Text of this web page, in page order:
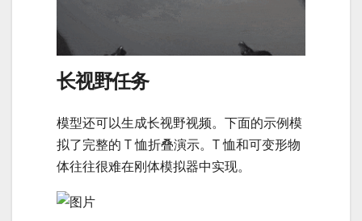
长视野任务
模型还可以生成长视野视频。下面的示例模
拟了完整的 T 恤折叠演示。T 恤和可变形物
体往往很难在刚体模拟器中实现。